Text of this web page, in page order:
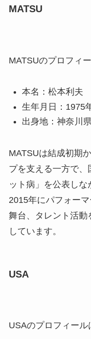
MATSU
MATSUのプロフィ
本名：松本利夫
生年月日：1975
出身地：神奈川
MATSUは結成初期
プを支える一方で、
ット病」を公表しな
2015年にパフォー
舞台、タレント活
しています。
USA
USAのプロフィール